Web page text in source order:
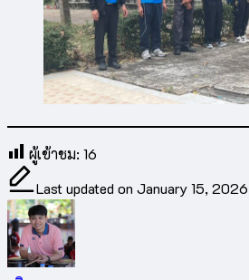
ผู้เข้าชม:16
Last updated on January 15, 2026
ทวินตรา
View All Posts
Post
navigation
Previous Post